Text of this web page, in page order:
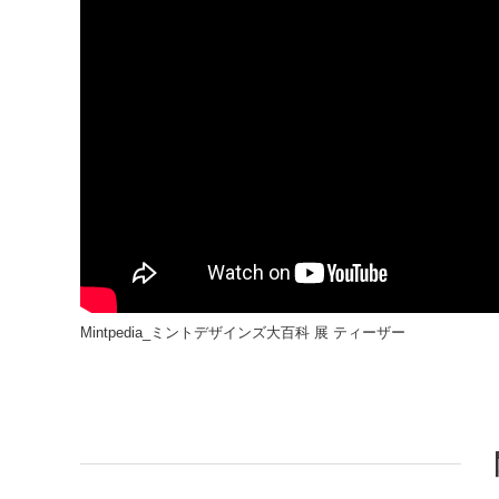
Mintpedia_ミントデザインズ大百科 展 ティーザー